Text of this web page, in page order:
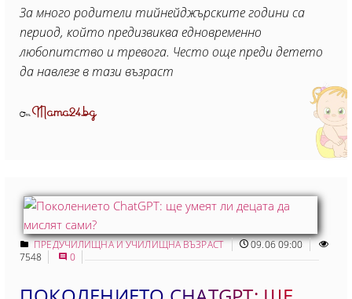
За много родители тийнейджърските години са
период, който предизвиква едновременно
любопитство и тревога. Често още преди детето
да навлезе в тази възраст
ОтMama24.bg
ПРЕДУЧИЛИЩНА И УЧИЛИЩНА ВЪЗРАСТ
09.06 09:00
7548
0